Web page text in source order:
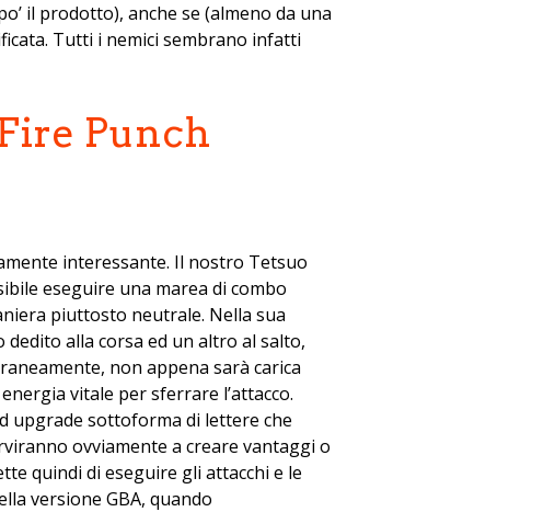
il prodotto), anche se (almeno da una
Tutti i nemici sembrano infatti
interessante. Il nostro Tetsuo
eseguire una marea di combo
piuttosto neutrale. Nella sua
alla corsa ed un altro al salto,
non appena sarà carica
vitale per sferrare l’attacco.
upgrade sottoforma di lettere che
ovviamente a creare vantaggi o
quindi di eseguire gli attacchi e le
versione GBA, quando